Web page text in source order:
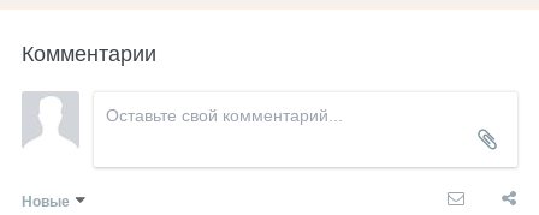
Комментарии
Новые